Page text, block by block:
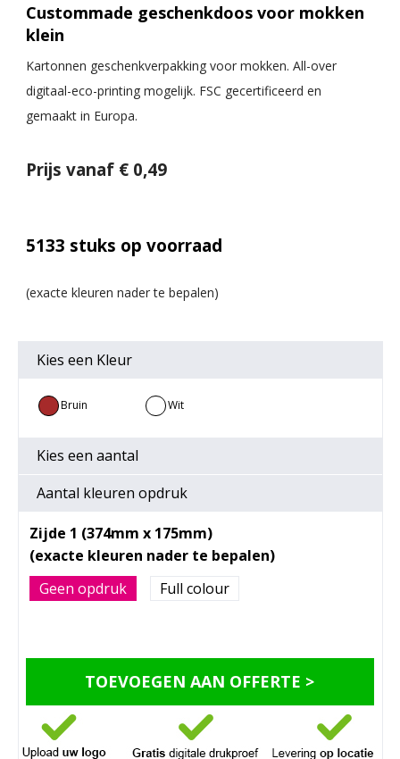
Custommade geschenkdoos voor mokken
klein
Kartonnen geschenkverpakking voor mokken. All-over
digitaal-eco-printing mogelijk. FSC gecertificeerd en
gemaakt in Europa.
Prijs vanaf € 0,49
5133 stuks op voorraad
Kies een Kleur
Bruin Wit
Kies een aantal
Aantal kleuren opdruk
Zijde 1 (374mm x 175mm)
Geen opdruk Full colour
TOEVOEGEN AAN OFFERTE >